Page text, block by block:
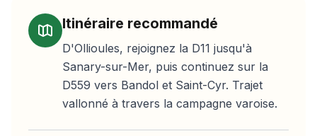
Itinéraire recommandé
D'Ollioules, rejoignez la D11 jusqu'à
Sanary-sur-Mer, puis continuez sur la
D559 vers Bandol et Saint-Cyr. Trajet
vallonné à travers la campagne varoise.